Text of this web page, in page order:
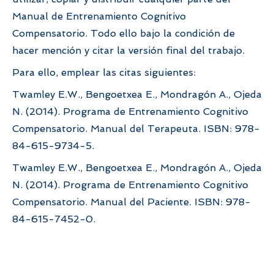
Manual de Entrenamiento Cognitivo
Compensatorio. Todo ello bajo la condición de
hacer mención y citar la versión final del trabajo.
Para ello, emplear las citas siguientes:
Twamley E.W., Bengoetxea E., Mondragón A., Ojeda
N. (2014). Programa de Entrenamiento Cognitivo
Compensatorio. Manual del Terapeuta. ISBN: 978-
84-615-9734-5.
Twamley E.W., Bengoetxea E., Mondragón A., Ojeda
N. (2014). Programa de Entrenamiento Cognitivo
Compensatorio. Manual del Paciente. ISBN: 978-
84-615-7452-0.